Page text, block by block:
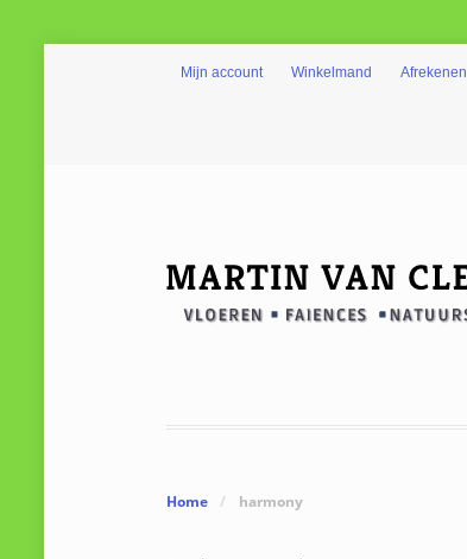
Mijn account Winkelmand Afrekenen
Home / harmony